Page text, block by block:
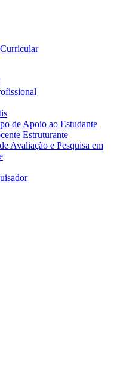
de Apoio ao Estudante
Estruturante
Avaliação e Pesquisa em